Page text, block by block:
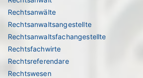
Rechtsanwälte
Rechtsanwaltsangestellte
Rechtsanwaltsfachangestellte
Rechtsfachwirte
Rechtsreferendare
Rechtswesen